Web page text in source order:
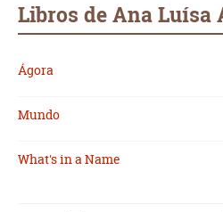
Libros de Ana Luísa
Ágora
Mundo
What's in a Name